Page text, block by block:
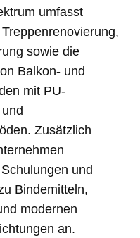
umfasst
sowie die
Balkon- und
mit PU-
Zusätzlich
und
Bindemitteln,
modernen
an.